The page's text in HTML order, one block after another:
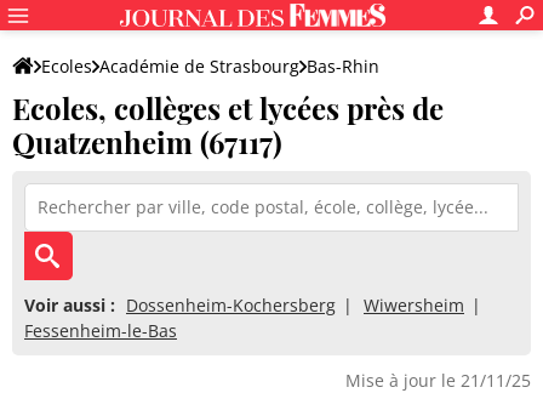
Ecoles Académie de Strasbourg Bas-Rhin
Ecoles, collèges et lycées près de
Quatzenheim (67117)
Voir aussi : Dossenheim-Kochersberg
Wiwersheim
Fessenheim-le-Bas
Mise à jour le 21/11/25